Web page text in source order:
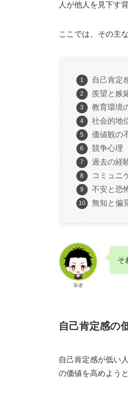
人が他人を見下す
ここでは、その主
自己肯定
羨望と嫉
教育環境
社会的地
価値観の
競争心理
過去の経
コミュニ
不安と恐
無知と偏
筆者
そ
自己肯定感の
自己肯定感が低い
の価値を高めよう